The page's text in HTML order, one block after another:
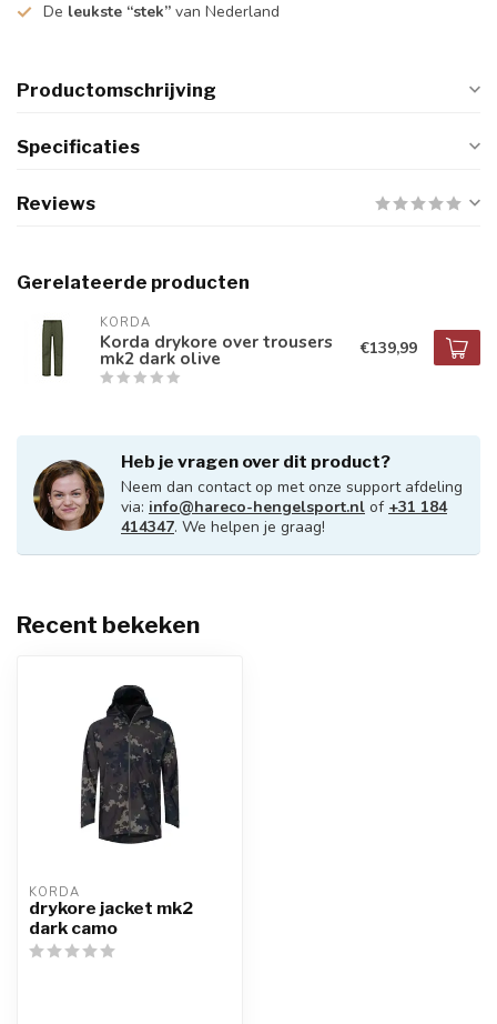
De leukste “stek” van Nederland
Productomschrijving
Specificaties
Reviews
Gerelateerde producten
KORDA
Korda drykore over trousers
mk2 dark olive €139,99
Heb je vragen over dit product?
Neem dan contact op met onze support afdeling
via: info@hareco-hengelsport.nl of +31 184
414347. We helpen je graag!
Recent bekeken
KORDA
drykore jacket mk2
dark camo